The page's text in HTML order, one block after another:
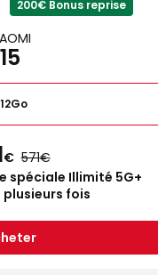
200€ Bonus reprise
15
€ 571
spéciale Illimité 5G+
plusieurs fois